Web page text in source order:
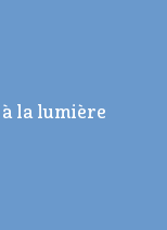
la lumière